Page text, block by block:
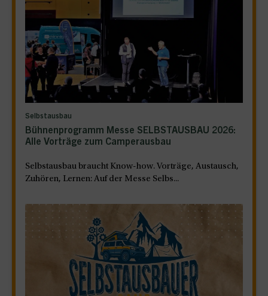
Selbstausbau
Bühnenprogramm Messe SELBSTAUSBAU 2026:
Alle Vorträge zum Camperausbau
Selbstausbau braucht Know-how. Vorträge, Austausch,
Zuhören, Lernen: Auf der Messe Selbs...